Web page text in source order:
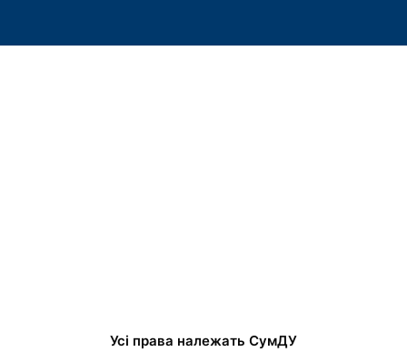
Усі права належать СумДУ